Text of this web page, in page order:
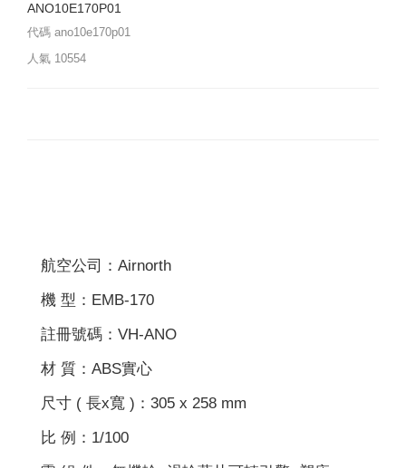
ANO10E170P01
代碼 ano10e170p01
人氣 10554
航空公司：Airnorth
機 型：EMB-170
註冊號碼：VH-ANO
材 質：ABS實心
尺寸 ( 長x寬 )：305 x 258 mm
比 例：1/100